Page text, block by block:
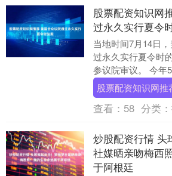
股票配资知识网
过永久实行夏令
当地时间7月14日
过永久实行夏令时
参议院审议。 今年
源和商业委员会以
光保....
股票配资知识网推
查看： 58 分类：
炒股配资行情 头
社媒晒亲吻梅西
于阿根廷